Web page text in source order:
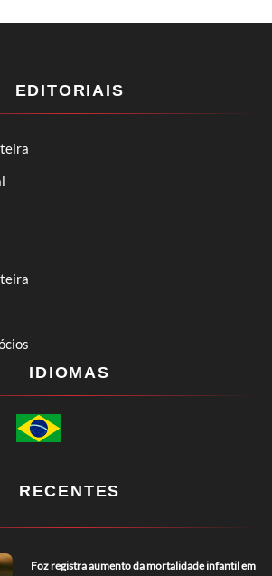
EDITORIAIS
IDIOMAS
RECENTES
Foz registra aumento da mortalidade infantil em